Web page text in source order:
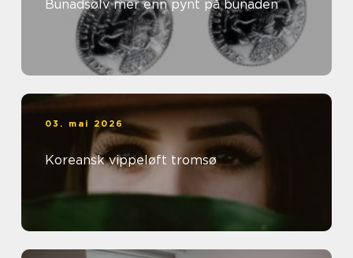
Bunadsølv mer enn pynt på bunaden
03. mai 2026
Koreansk vippeløft tromsø